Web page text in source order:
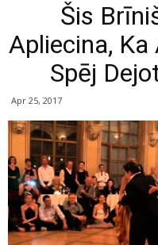
Šis
Apliecina,
Spēj
Apr 25, 2017